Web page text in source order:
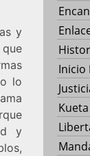
y
lo
y
Inicio